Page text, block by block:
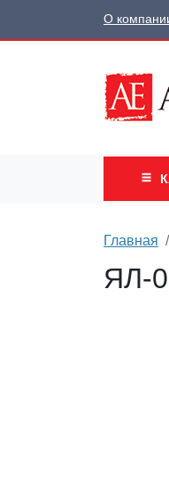
О
Главная
ЯЛ-